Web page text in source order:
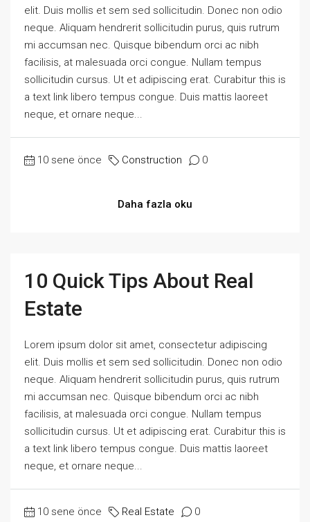
elit. Duis mollis et sem sed sollicitudin. Donec non odio
neque. Aliquam hendrerit sollicitudin purus, quis rutrum
mi accumsan nec. Quisque bibendum orci ac nibh
facilisis, at malesuada orci congue. Nullam tempus
sollicitudin cursus. Ut et adipiscing erat. Curabitur this is
a text link libero tempus congue. Duis mattis laoreet
neque, et ornare neque...
10 sene önce Construction 0
Daha fazla oku
10 Quick Tips About Real
Estate
Lorem ipsum dolor sit amet, consectetur adipiscing
elit. Duis mollis et sem sed sollicitudin. Donec non odio
neque. Aliquam hendrerit sollicitudin purus, quis rutrum
mi accumsan nec. Quisque bibendum orci ac nibh
facilisis, at malesuada orci congue. Nullam tempus
sollicitudin cursus. Ut et adipiscing erat. Curabitur this is
a text link libero tempus congue. Duis mattis laoreet
neque, et ornare neque...
10 sene önce Real Estate 0